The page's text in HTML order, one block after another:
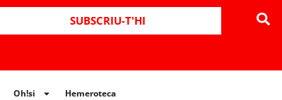
SUBSCRIU-T'HI
Oh!si Hemeroteca
Hemeroteca